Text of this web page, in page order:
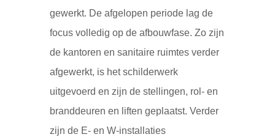
gewerkt. De afgelopen periode lag de
focus volledig op de afbouwfase. Zo zijn
de kantoren en sanitaire ruimtes verder
afgewerkt, is het schilderwerk
uitgevoerd en zijn de stellingen, rol- en
branddeuren en liften geplaatst. Verder
zijn de E- en W-installaties